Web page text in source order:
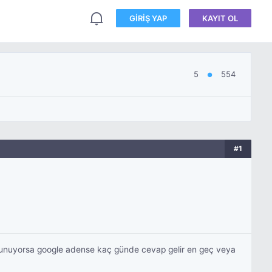
GIRIŞ YAP KAYIT OL
5 ● 554
#1
google adense kaç günde cevap gelir en geç veya